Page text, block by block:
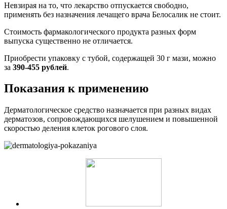
Невзирая на то, что лекарство отпускается свободно,
применять без назначения лечащего врача Белосалик не стоит.
Стоимость фармакологического продукта разных форм
выпуска существенно не отличается.
Приобрести упаковку с тубой, содержащей 30 г мази, можно
за 390-455 рублей.
Показания к применению
Дерматологическое средство назначается при разных видах
дерматозов, сопровождающихся шелушением и повышенной
скоростью деления клеток рогового слоя.